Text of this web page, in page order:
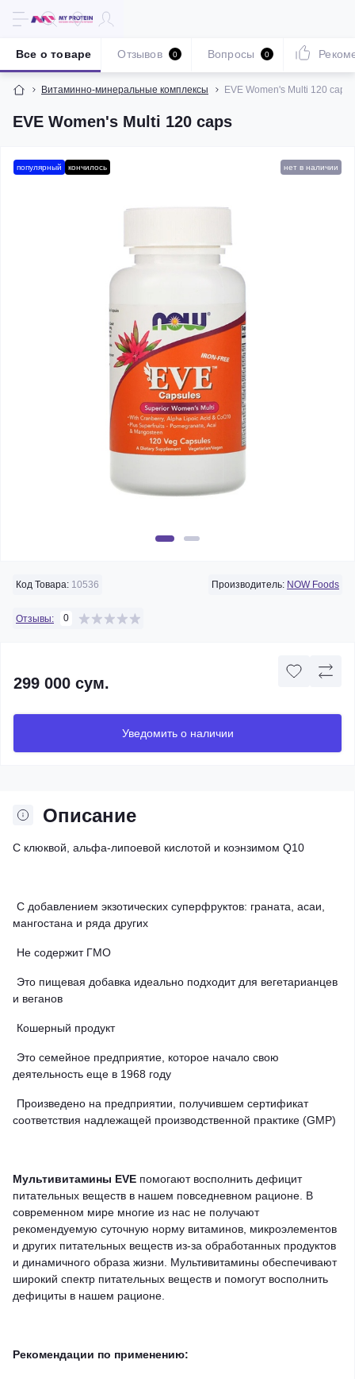
Витаминно-минеральные комплексы EVE Women's Multi 120 caps
EVE Women's Multi 120 caps
Все о товаре Отзывов 0 Вопросы 0
популярный кончилось нет в наличии
Код Товара: 10536 Производитель: NOW Foods
Отзывы: 0
299 000 сум.
Уведомить о наличии
Описание
С клюквой, альфа-липоевой кислотой и коэнзимом Q10
С добавлением экзотических суперфруктов: граната, асаи,
мангостана и ряда других
Не содержит ГМО
Это пищевая добавка идеально подходит для вегетарианцев
и веганов
Кошерный продукт
Это семейное предприятие, которое начало свою
деятельность еще в 1968 году
Произведено на предприятии, получившем сертификат
соответствия надлежащей производственной практике (GMP)
Мультивитамины EVE помогают восполнить дефицит
питательных веществ в нашем повседневном рационе. В
современном мире многие из нас не получают
рекомендуемую суточную норму витаминов, микроэлементов
и других питательных веществ из-за обработанных продуктов
и динамичного образа жизни. Мультивитамины обеспечивают
широкий спектр питательных веществ и помогут восполнить
дефициты в нашем рационе.
Рекомендации по применению: